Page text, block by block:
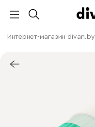
Интернет-магазин divan.by